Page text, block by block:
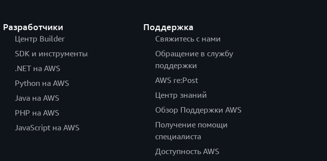
Разработчики
Центр Builder
SDK и инструменты
.NET на AWS
Python на AWS
Java на AWS
PHP на AWS
JavaScript на AWS
Поддержка
Свяжитесь с нами
Обращение в службу
поддержки
AWS re:Post
Центр знаний
Обзор Поддержки AWS
Получение помощи
специалиста
Доступность AWS